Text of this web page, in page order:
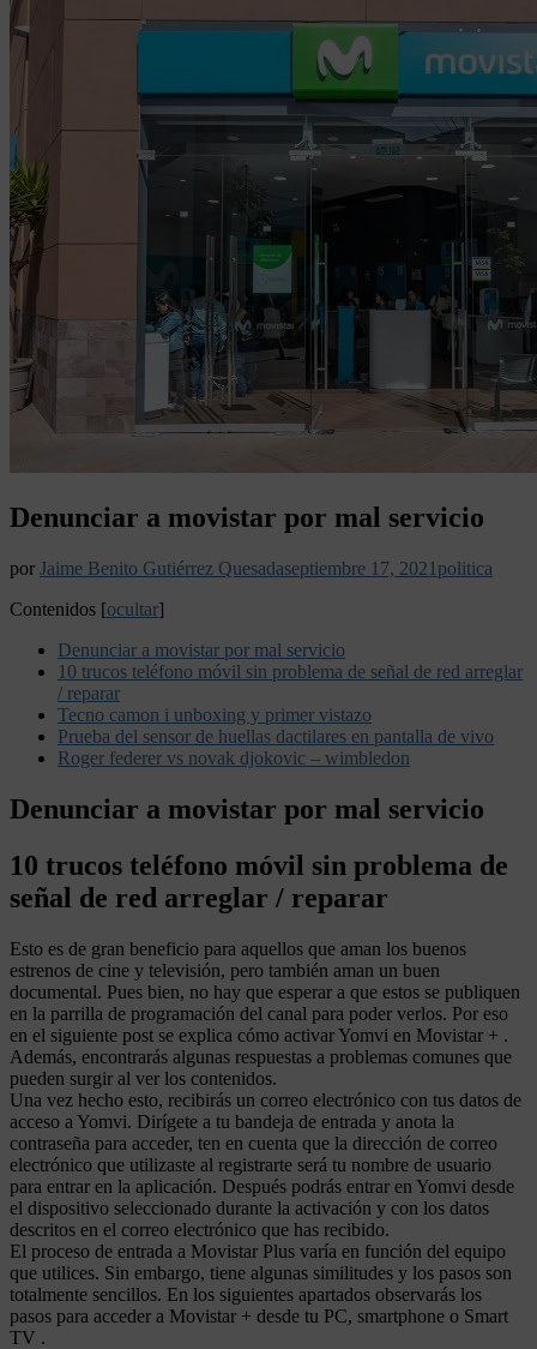
Denunciar a movistar por mal servicio
por Jaime Benito Gutiérrez Quesadaseptiembre 17, 2021 politica
Contenidos [ocultar]
Denunciar a movistar por mal servicio
10 trucos teléfono móvil sin problema de señal de red arreglar
/ reparar
Tecno camon i unboxing y primer vistazo
Prueba del sensor de huellas dactilares en pantalla de vivo
Roger federer vs novak djokovic – wimbledon
Denunciar a movistar por mal servicio
10 trucos teléfono móvil sin problema de
señal de red arreglar / reparar
Esto es de gran beneficio para aquellos que aman los buenos
estrenos de cine y televisión, pero también aman un buen
documental. Pues bien, no hay que esperar a que estos se publiquen
en la parrilla de programación del canal para poder verlos. Por eso
en el siguiente post se explica cómo activar Yomvi en Movistar + .
Además, encontrarás algunas respuestas a problemas comunes que
pueden surgir al ver los contenidos.
Una vez hecho esto, recibirás un correo electrónico con tus datos de
acceso a Yomvi. Dirígete a tu bandeja de entrada y anota la
contraseña para acceder, ten en cuenta que la dirección de correo
electrónico que utilizaste al registrarte será tu nombre de usuario
para entrar en la aplicación. Después podrás entrar en Yomvi desde
el dispositivo seleccionado durante la activación y con los datos
descritos en el correo electrónico que has recibido.
El proceso de entrada a Movistar Plus varía en función del equipo
que utilices. Sin embargo, tiene algunas similitudes y los pasos son
totalmente sencillos. En los siguientes apartados observarás los
pasos para acceder a Movistar + desde tu PC, smartphone o Smart
TV .